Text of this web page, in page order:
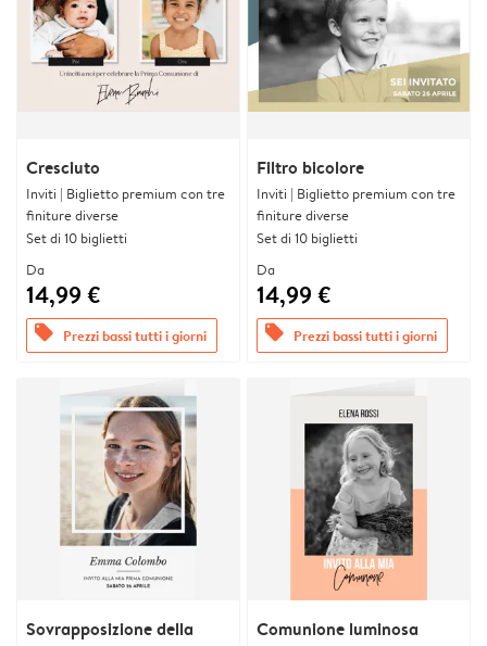
Cresciuto
Inviti | Biglietto premium con tre
finiture diverse
Set di 10 biglietti
Da
14,99 €
offers Prezzi bassi tutti i giorni
Filtro bicolore
Inviti | Biglietto premium con tre
finiture diverse
Set di 10 biglietti
Da
14,99 €
offers Prezzi bassi tutti i giorni
Sovrapposizione della
Comunione luminosa